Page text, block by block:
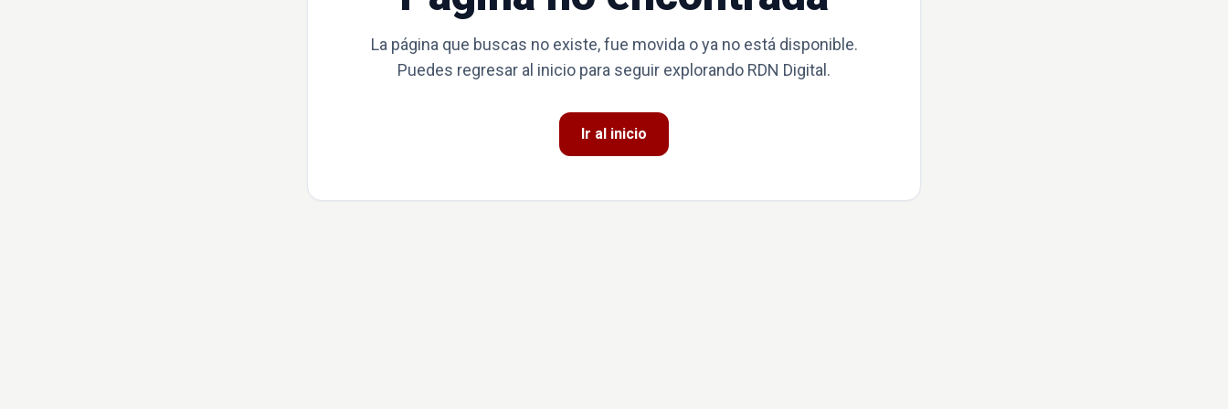
La página que buscas no existe, fue movida o ya no está disponible.
Puedes regresar al inicio para seguir explorando RDN Digital.
Ir al inicio